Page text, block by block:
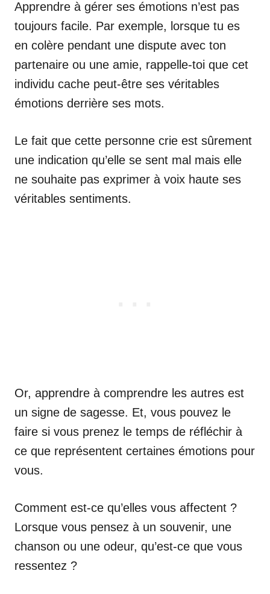
Apprendre à gérer ses émotions n’est pas
toujours facile. Par exemple, lorsque tu es
en colère pendant une dispute avec ton
partenaire ou une amie, rappelle-toi que cet
individu cache peut-être ses véritables
émotions derrière ses mots.
Le fait que cette personne crie est sûrement
une indication qu’elle se sent mal mais elle
ne souhaite pas exprimer à voix haute ses
véritables sentiments.
Or, apprendre à comprendre les autres est
un signe de sagesse. Et, vous pouvez le
faire si vous prenez le temps de réfléchir à
ce que représentent certaines émotions pour
vous.
Comment est-ce qu’elles vous affectent ?
Lorsque vous pensez à un souvenir, une
chanson ou une odeur, qu’est-ce que vous
ressentez ?